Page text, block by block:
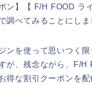
ン】【 F/H FOOD ラ
調べてみることにしま
ンを使って思いつく限
が、残念ながら、F/H
得な割引クーポンを